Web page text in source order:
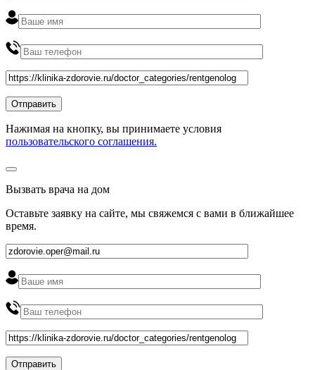
Нажимая на кнопку, вы принимаете условия
пользовательского соглашения.
Вызвать врача на дом
Оставьте заявку на сайте, мы свяжемся с вами в ближайшее
время.